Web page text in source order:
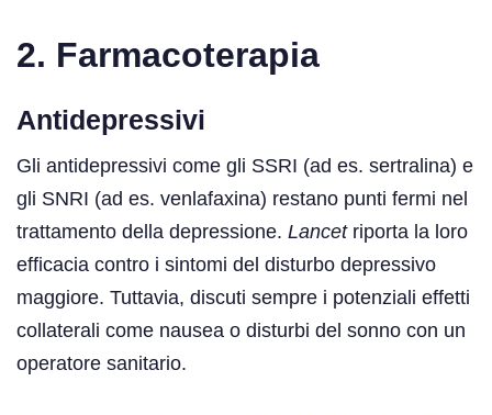
2. Farmacoterapia
Antidepressivi
Gli antidepressivi come gli SSRI (ad es. sertralina) e
gli SNRI (ad es. venlafaxina) restano punti fermi nel
trattamento della depressione. Lancetriporta la loro
efficacia contro i sintomi del disturbo depressivo
maggiore. Tuttavia, discuti sempre i potenziali effetti
collaterali come nausea o disturbi del sonno con un
operatore sanitario.